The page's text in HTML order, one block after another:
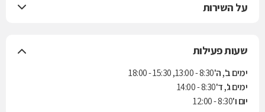
על השירות
שעות פעילות
ימים ב', ה'8:30 - 13:00, 15:30 - 18:00
ימים ג', ד'8:30 - 14:00
יום ו'8:30 - 12:00